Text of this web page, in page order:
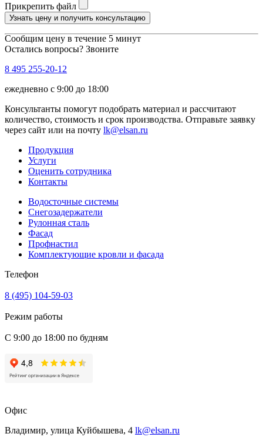
Прикрепить файл
Узнать цену и получить консультацию
Сообщим цену в течение 5 минут
Остались вопросы? Звоните
8 495 255-20-12
ежедневно с 9:00 до 18:00
Консультанты помогут подобрать материал и рассчитают
количество, стоимость и срок производства. Отправьте заявку
через сайт или на почту lk@elsan.ru
Продукция
Услуги
Оценить сотрудника
Контакты
Водосточные системы
Снегозадержатели
Рулонная сталь
Фасад
Профнастил
Комплектующие кровли и фасада
Телефон
8 (495) 104-59-03
Режим работы
С 9:00 до 18:00 по будням
Офис
Владимир, улица Куйбышева, 4 lk@elsan.ru